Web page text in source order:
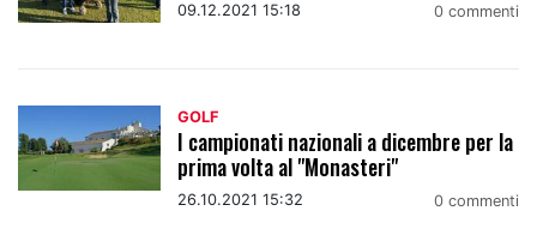
09.12.2021 15:18 0 commenti
GOLF
I campionati nazionali a dicembre per la
prima volta al "Monasteri"
26.10.2021 15:32 0 commenti